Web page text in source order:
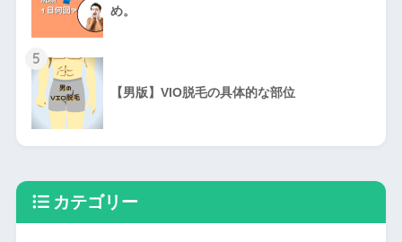
め。
5
【男版】VIO脱毛の具体的な部位
カテゴリー